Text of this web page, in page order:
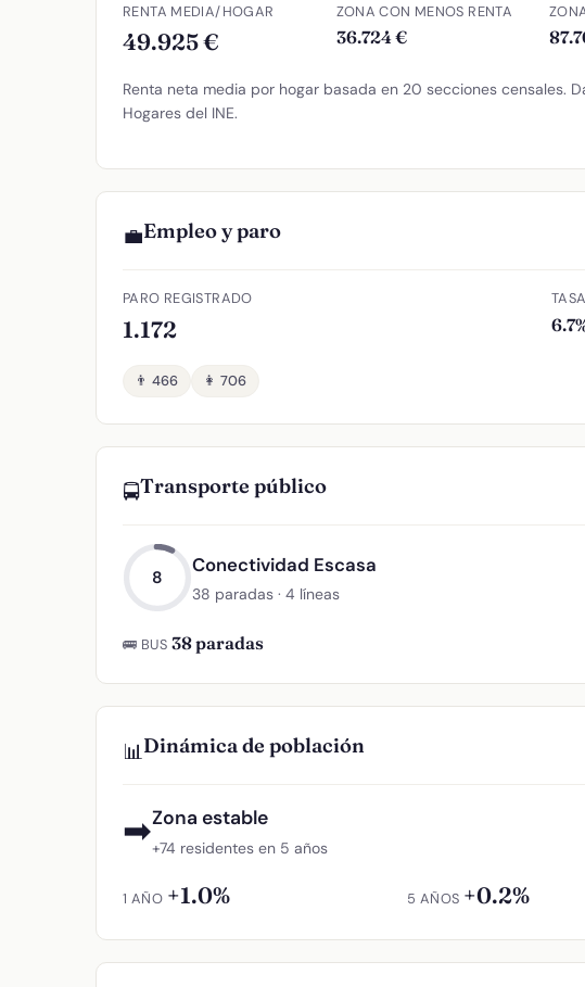
RENTA MEDIA/HOGAR
49.925 €
ZONA CON MENOS RENTA
36.724 €
Renta neta media por hogar basada en 20 secciones censales.
Hogares del INE.
💼Empleo y paro
PARO REGISTRADO
1.172
👨 466 👩 706
🚍Transporte público
8
Conectividad Escasa
38 paradas · 4 líneas
🚌 BUS 38 paradas
📊Dinámica de población
➡Zona estable
+74 residentes en 5 años
1 AÑO +1.0% 5 AÑOS +0.2%